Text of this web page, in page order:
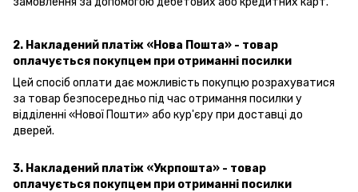
2. Накладений платіж «Нова Пошта» - товар
оплачується покупцем при отриманні посилки
Цей спосіб оплати дає можливість покупцю розрахуватися
за товар безпосередньо під час отримання посилки у
відділенні «Нової Пошти» або кур'єру при доставці до
дверей.
3. Накладений платіж «Укрпошта» - товар
оплачується покупцем при отриманні посилки